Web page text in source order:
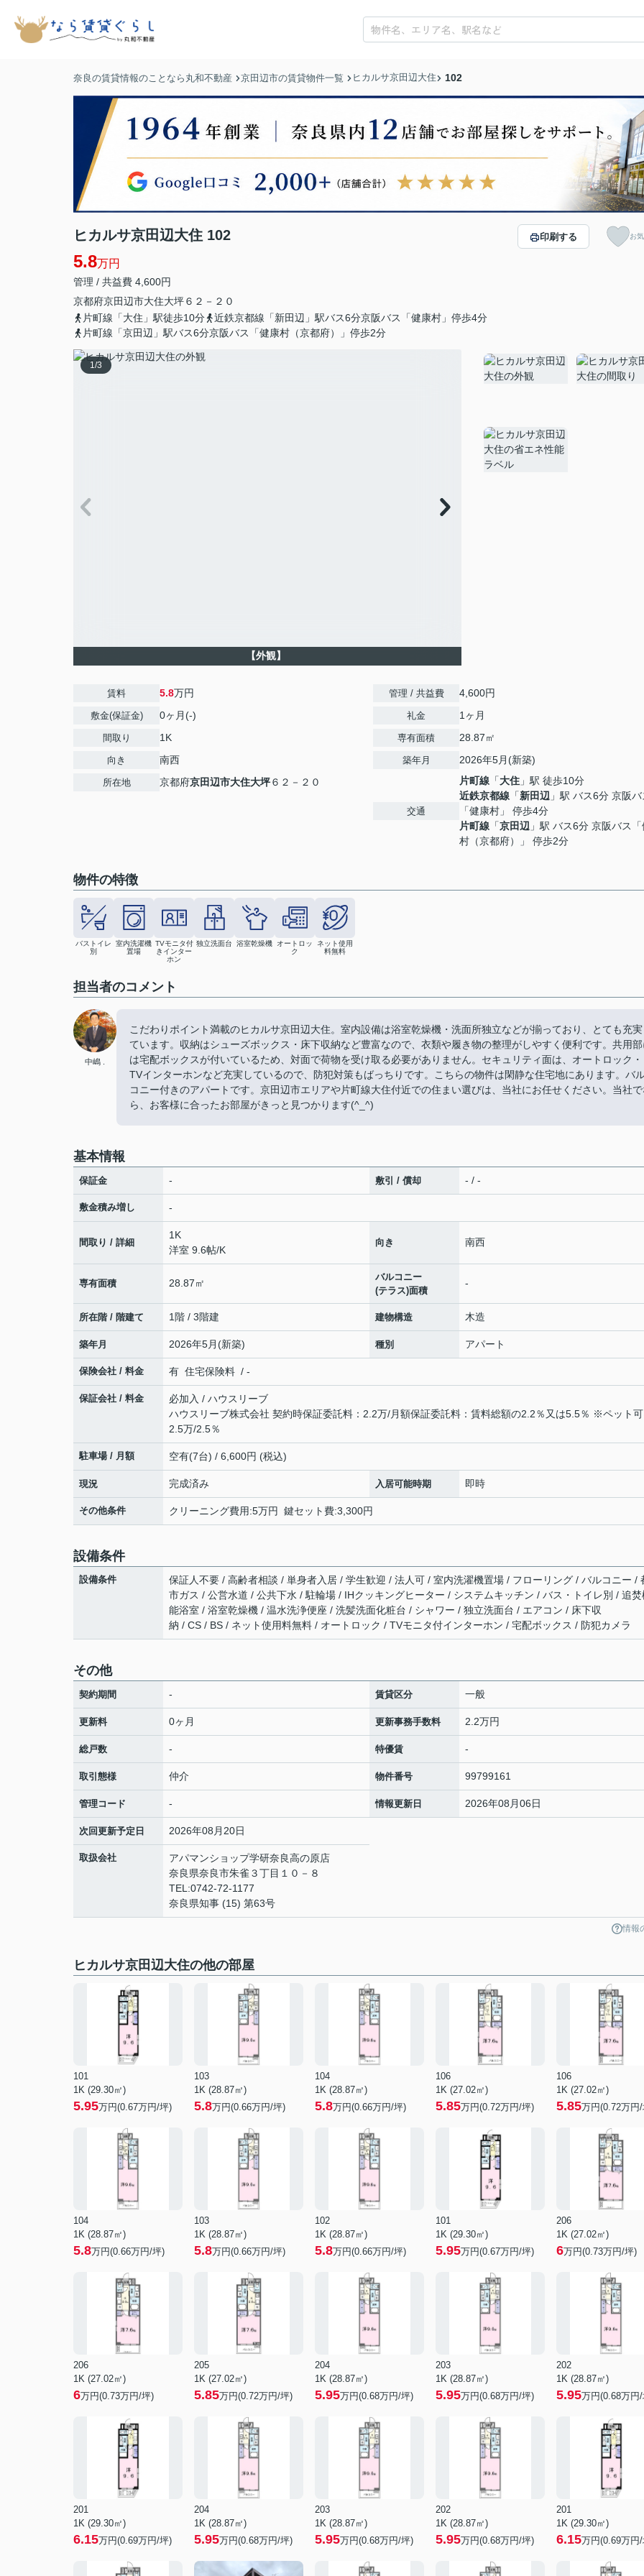
奈良の賃貸情報のことなら丸和不動産 京田辺市の賃貸物件一覧 ヒカルサ京田辺大住 102
ヒカルサ京田辺大住 102
5.8万円
管理 / 共益費 4,600円
京都府京田辺市大住大坪６２－２０
片町線「大住」駅徒歩10分
近鉄京都線「新田辺」駅バス6分京阪バス「健康村」停歩4分
片町線「京田辺」駅バス6分京阪バス「健康村（京都府）」停歩2分
印刷する お
1 /3
【外観】
賃料 5.8万円
敷金(保証金) 0ヶ月(-)
間取り 1K
向き 南西
所在地 京都府京田辺市大住大坪６２－２０
管理 / 共益費 4,600円
礼金 1ヶ月
専有面積 28.87㎡
築年月 2026年5月(新築)
交通
片町線 「大住 」駅 徒歩10分
近鉄京都線 「新田辺 」駅 バス6分 京阪バ
「健康村」 停歩4分
片町線 「京田辺 」駅 バス6分 京阪バス
村（京都府）」 停歩2分
物件の特徴
バストイレ
別
室内洗濯機
置場
TVモニタ付
きインター
ホン
独立洗面台 浴室乾燥機
オートロッ
ク
ネット使用
料無料
担当者のコメント
中嶋 .
こだわりポイント満載のヒカルサ京田辺大住。室内設備は浴室乾燥機・洗面所独立などが揃っており、とても充
ています。収納はシューズボックス・床下収納など豊富なので、衣類や履き物の整理がしやすく便利です。共用
は宅配ボックスが付いているため、対面で荷物を受け取る必要がありません。セキュリティ面は、オートロック・
TVインターホンなど充実しているので、防犯対策もばっちりです。こちらの物件は閑静な住宅地にあります。バ
コニー付きのアパートです。京田辺市エリアや片町線大住付近での住まい選びは、当社にお任せください。当社
ら、お客様に合ったお部屋がきっと見つかります(^_^)
基本情報
保証金 - 敷引 / 償却 - / -
敷金積み増し -
間取り / 詳細
1K
洋室 9.6帖/K
向き 南西
専有面積 28.87㎡
バルコニー
(テラス)面積
-
所在階 / 階建て 1階 / 3階建 建物構造 木造
築年月 2026年5月(新築) 種別 アパート
保険会社 / 料金 有 住宅保険料 / -
保証会社 / 料金
必加入 / ハウスリーブ
ハウスリーブ株式会社 契約時保証委託料：2.2万/月額保証委託料：賃料総額の2.2％又は5.5％ ※ペット
2.5万/2.5％
駐車場 / 月額 空有(7台) / 6,600円 (税込)
現況 完成済み 入居可能時期 即時
その他条件 クリーニング費用:5万円 鍵セット費:3,300円
設備条件
設備条件
保証人不要 / 高齢者相談 / 単身者入居 / 学生歓迎 / 法人可 / 室内洗濯機置場 / フローリング / バルコニー /
市ガス / 公営水道 / 公共下水 / 駐輪場 / IHクッキングヒーター / システムキッチン / バス・トイレ別 / 追焚
能浴室 / 浴室乾燥機 / 温水洗浄便座 / 洗髪洗面化粧台 / シャワー / 独立洗面台 / エアコン / 床下収
納 / CS / BS / ネット使用料無料 / オートロック / TVモニタ付インターホン / 宅配ボックス / 防犯カメラ
その他
契約期間 - 賃貸区分 一般
更新料 0ヶ月 更新事務手数料 2.2万円
総戸数 - 特優賃 -
取引態様 仲介 物件番号 99799161
管理コード - 情報更新日 2026年08月06日
次回更新予定日 2026年08月20日
取扱会社
アパマンショップ学研奈良高の原店
奈良県奈良市朱雀３丁目１０－８
TEL:0742-72-1177
奈良県知事 (15) 第63号
情報
ヒカルサ京田辺大住の他の部屋
101
1K (29.30㎡)
5.95万円(0.67万円/坪)
103
1K (28.87㎡)
5.8万円(0.66万円/坪)
104
1K (28.87㎡)
5.8万円(0.66万円/坪)
106
1K (27.02㎡)
5.85万円(0.72万円/坪)
106
1K (27.02㎡)
5.85万円(0.72万円
104
1K (28.87㎡)
5.8万円(0.66万円/坪)
103
1K (28.87㎡)
5.8万円(0.66万円/坪)
102
1K (28.87㎡)
5.8万円(0.66万円/坪)
101
1K (29.30㎡)
5.95万円(0.67万円/坪)
206
1K (27.02㎡)
6万円(0.73万円/坪)
206
1K (27.02㎡)
6万円(0.73万円/坪)
205
1K (27.02㎡)
5.85万円(0.72万円/坪)
204
1K (28.87㎡)
5.95万円(0.68万円/坪)
203
1K (28.87㎡)
5.95万円(0.68万円/坪)
202
1K (28.87㎡)
5.95万円(0.68万円
201
1K (29.30㎡)
6.15万円(0.69万円/坪)
204
1K (28.87㎡)
5.95万円(0.68万円/坪)
203
1K (28.87㎡)
5.95万円(0.68万円/坪)
202
1K (28.87㎡)
5.95万円(0.68万円/坪)
201
1K (29.30㎡)
6.15万円(0.69万円